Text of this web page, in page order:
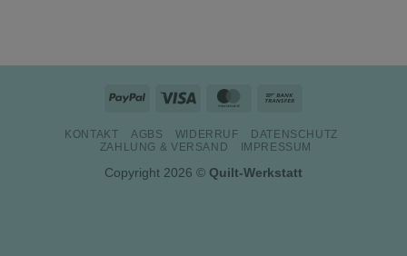
PayPal Visa MasterCard
KONTAKT AGBS WIDERRUF
DATENSCHUTZ
ZAHLUNG & VERSAND
IMPRESSUM
Copyright 2026 © Quilt-Werkstatt